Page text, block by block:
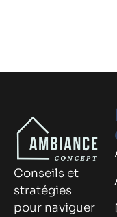
Conseils et
stratégies
pour naviguer